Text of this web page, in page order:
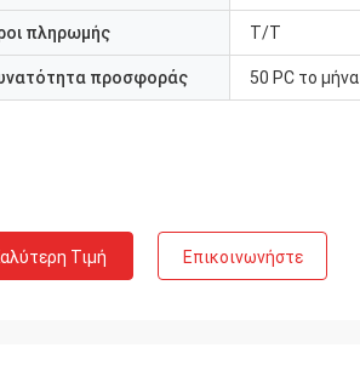
πληρωμής Τ/Τ
προσφοράς 50 PC το μήνα
Τιμή Επικοινωνήστε